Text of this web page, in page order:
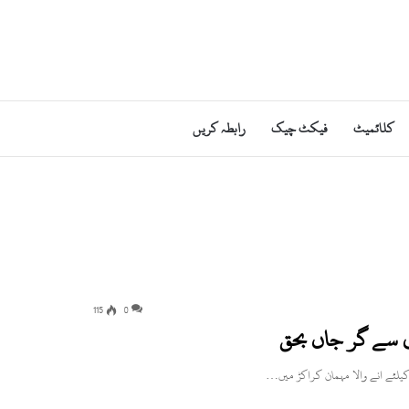
کلائمیٹ فیکٹ چیک رابطہ کریں
0
115
سے گر جاں بحق